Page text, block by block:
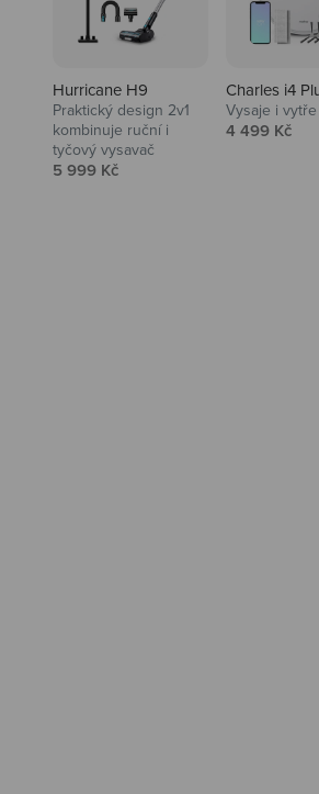
Hurricane H9
Praktický design 2v1
kombinuje ruční i
tyčový vysavač
Prodejní cena
5 999 Kč
Charles i4
Vysaje i
Prodejní cena
4 499 Kč
Audio
Niceboy sluchátka a
padnou do noty.